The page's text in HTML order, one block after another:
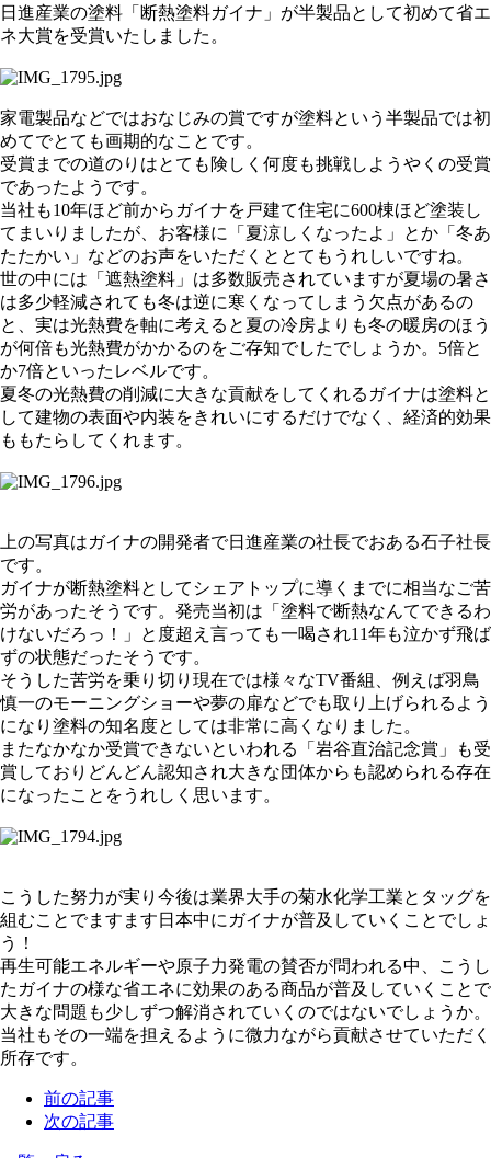
日進産業の塗料「断熱塗料ガイナ」が半製品として初めて省エ
ネ大賞を受賞いたしました。
家電製品などではおなじみの賞ですが塗料という半製品では初
めてでとても画期的なことです。
受賞までの道のりはとても険しく何度も挑戦しようやくの受賞
であったようです。
当社も10年ほど前からガイナを戸建て住宅に600棟ほど塗装し
てまいりましたが、お客様に「夏涼しくなったよ」とか「冬あ
たたかい」などのお声をいただくととてもうれしいですね。
世の中には「遮熱塗料」は多数販売されていますが夏場の暑さ
は多少軽減されても冬は逆に寒くなってしまう欠点があるの
と、実は光熱費を軸に考えると夏の冷房よりも冬の暖房のほう
が何倍も光熱費がかかるのをご存知でしたでしょうか。5倍と
か7倍といったレベルです。
夏冬の光熱費の削減に大きな貢献をしてくれるガイナは塗料と
して建物の表面や内装をきれいにするだけでなく、経済的効果
ももたらしてくれます。
上の写真はガイナの開発者で日進産業の社長でおある石子社長
です。
ガイナが断熱塗料としてシェアトップに導くまでに相当なご苦
労があったそうです。発売当初は「塗料で断熱なんてできるわ
けないだろっ！」と度超え言っても一喝され11年も泣かず飛ば
ずの状態だったそうです。
そうした苦労を乗り切り現在では様々なTV番組、例えば羽鳥
慎一のモーニングショーや夢の扉などでも取り上げられるよう
になり塗料の知名度としては非常に高くなりました。
またなかなか受賞できないといわれる「岩谷直治記念賞」も受
賞しておりどんどん認知され大きな団体からも認められる存在
になったことをうれしく思います。
こうした努力が実り今後は業界大手の菊水化学工業とタッグを
組むことでますます日本中にガイナが普及していくことでしょ
う！
再生可能エネルギーや原子力発電の賛否が問われる中、こうし
たガイナの様な省エネに効果のある商品が普及していくことで
大きな問題も少しずつ解消されていくのではないでしょうか。
当社もその一端を担えるように微力ながら貢献させていただく
所存です。
前の記事
次の記事